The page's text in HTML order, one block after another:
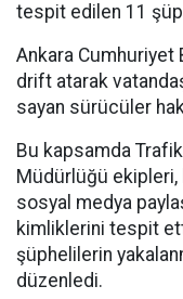
tespit edilen 11
Ankara Cumhuriyet
drift atarak
sayan sürücüler
Bu kapsamda
Müdürlüğü ekipleri,
sosyal medya
kimliklerini tespit
şüphelilerin
düzenledi.